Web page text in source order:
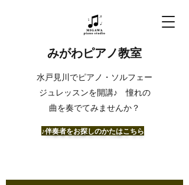
みがわピアノ教室
​水戸見川でピアノ・ソルフェー
ジュレッスンを開講♪ 憧れの
曲を奏でてみませんか？
​♪伴奏者をお探しのかたはこちら